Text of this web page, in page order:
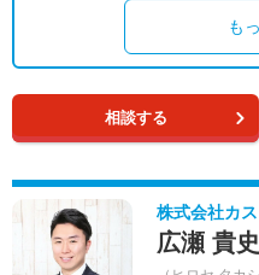
も
相談する
株式会社カ
広瀬 貴史